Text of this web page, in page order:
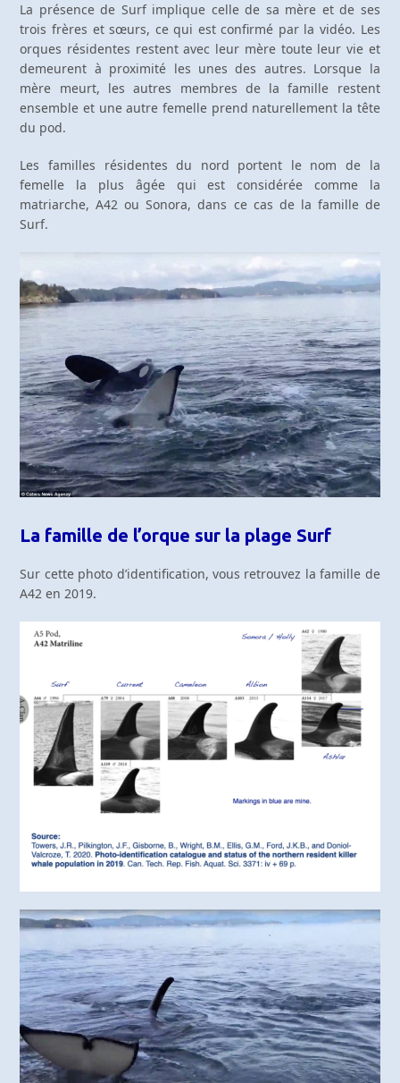
La présence de Surf implique celle de sa mère et de ses
trois frères et sœurs, ce qui est confirmé par la vidéo. Les
orques résidentes restent avec leur mère toute leur vie et
demeurent à proximité les unes des autres. Lorsque la
mère meurt, les autres membres de la famille restent
ensemble et une autre femelle prend naturellement la tête
du pod.
Les familles résidentes du nord portent le nom de la
femelle la plus âgée qui est considérée comme la
matriarche, A42 ou Sonora, dans ce cas de la famille de
Surf.
La famille de l’orque sur la plage Surf
Sur cette photo d’identification, vous retrouvez la famille de
A42 en 2019.